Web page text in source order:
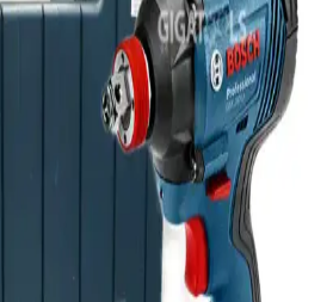
Oyun Kumandası:
ve TMR Teknolojisiyle Yenilik
ABXY tuşları ve dayanıklı TMR
platformlarda kişiselleştirilebilir oyun
olmaması ve 250Hz anketleme
oluşturabilir.
Ethernet Kablosu: Yüksek Hız
Pratik Bağlantı Çözümü
kablosu, yüksek hız, dayanıklılık ve